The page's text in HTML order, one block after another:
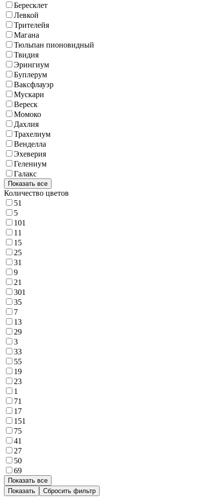
Бересклет
Левкой
Трителейя
Магана
Тюльпан пионовидный
Твидия
Эрингиум
Буплерум
Ваксфлауэр
Мускари
Вереск
Момоко
Дахлия
Трахелиум
Венделла
Эхеверия
Гелениум
Галакс
Показать все
Количество цветов
51
5
101
11
15
25
31
9
21
301
35
7
13
29
3
33
55
19
23
1
71
17
151
75
41
27
50
69
Показать все
Сбросить фильтр